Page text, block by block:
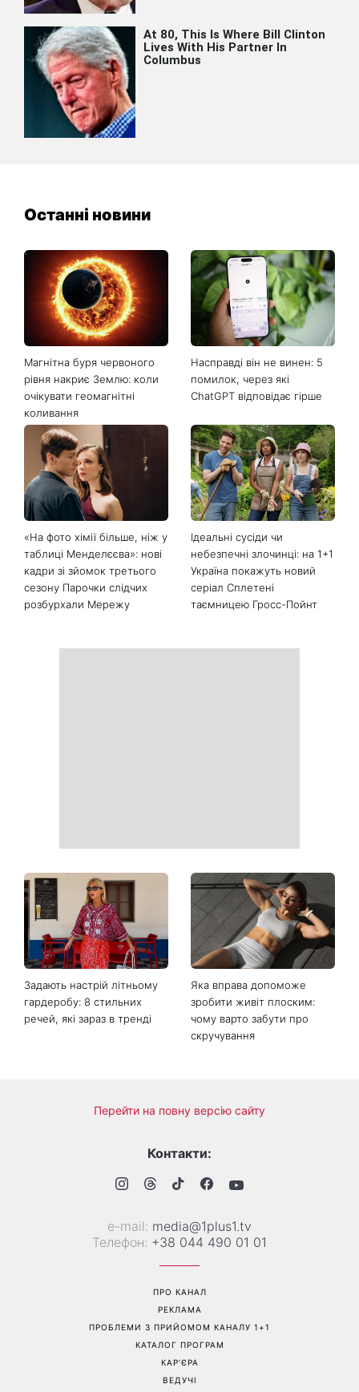
Останні новини
Магнітна буря червоного
рівня накриє Землю: коли
очікувати геомагнітні
коливання
Насправді він не винен: 5
помилок, через які
ChatGPT відповідає гірше
«На фото хімії більше, ніж у
таблиці Менделєєва»: нові
кадри зі зйомок третього
сезону Парочки слідчих
розбурхали Мережу
Ідеальні сусіди чи
небезпечні злочинці: на 1+1
Україна покажуть новий
серіал Сплетені
таємницею Гросс-Пойнт
Задають настрій літньому
гардеробу: 8 стильних
речей, які зараз в тренді
Яка вправа допоможе
зробити живіт плоским:
чому варто забути про
скручування
Перейти на повну версію сайту
Контакти:
е-mail: media@1plus1.tv
Телефон: +38 044 490 01 01
ПРО КАНАЛ
РЕКЛАМА
ПРОБЛЕМИ З ПРИЙОМОМ КАНАЛУ 1+1
КАТАЛОГ ПРОГРАМ
КАР’ЄРА
ВЕДУЧІ